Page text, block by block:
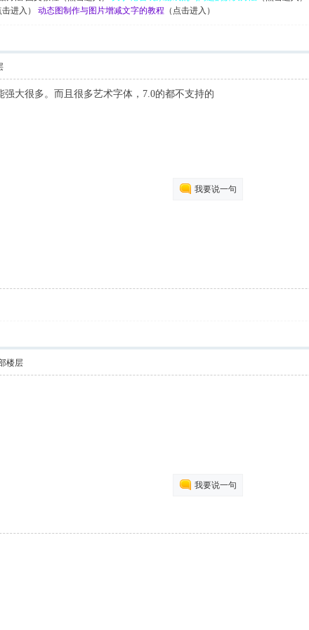
击进入） 动态图制作与图片增减文字的教程 （点击进入）
大很多。而且很多艺术字体，7.0的都不支持的
我要说一句
楼层
我要说一句